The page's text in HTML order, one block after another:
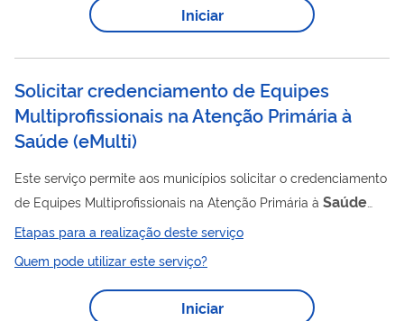
Iniciar
Solicitar credenciamento de Equipes
Multiprofissionais na Atenção Primária à
Saúde(eMulti)
Este serviço permite aos municípios solicitar o credenciamento
de Equipes Multiprofissionais na Atenção Primária à Saúde
(eMulti) junto ao Ministério daSaúde. As eMulti atuam de
forma integrada às equipes da Atenção Primária à
(APS), apoiando o cuidado no território, ampliando o escopo
das ações emsaúde
e fortalecendo a atenção integral à
Etapas para a realização deste serviço
Quem pode utilizar este serviço?
Iniciar